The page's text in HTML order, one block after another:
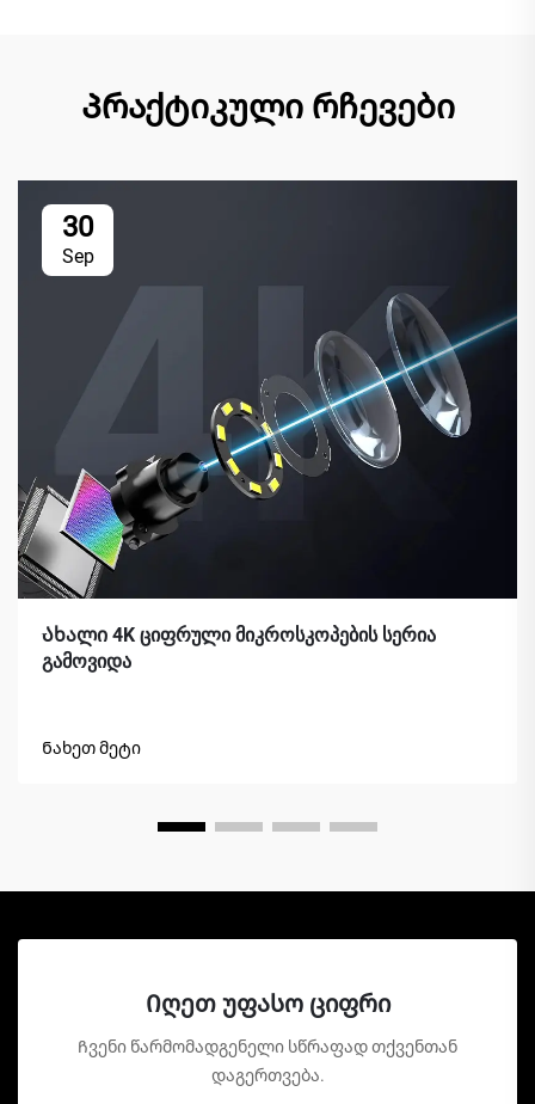
Პრაქტიკული რჩევები
30
Sep
Ახალი 4K ციფრული მიკროსკოპების სერია
გამოვიდა
Ნახეთ მეტი
Იღეთ უფასო ციფრი
Ჩვენი წარმომადგენელი სწრაფად თქვენთან
დაგერთვება.